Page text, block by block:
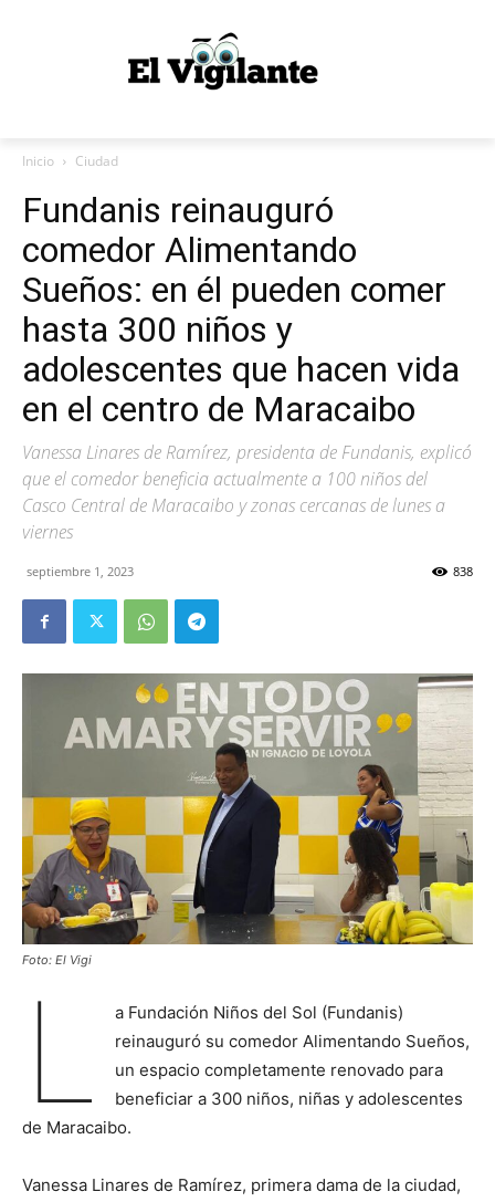
Inicio Ciudad
Fundanis reinauguró
comedor Alimentando
Sueños: en él pueden comer
hasta 300 niños y
adolescentes que hacen vida
en el centro de Maracaibo
Vanessa Linares de Ramírez, presidenta de Fundanis, explicó
que el comedor beneficia actualmente a 100 niños del
Casco Central de Maracaibo y zonas cercanas de lunes a
viernes
septiembre 1, 2023 838
Foto: El Vigi
L
a Fundación Niños del Sol (Fundanis)
reinauguró su comedor Alimentando Sueños,
un espacio completamente renovado para
beneficiar a 300 niños, niñas y adolescentes
de Maracaibo.
Vanessa Linares de Ramírez, primera dama de la ciudad,